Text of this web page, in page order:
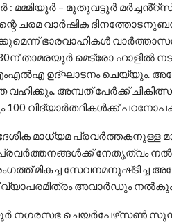
മമ്മിയൂർ – മുതുവട്ടൂർ
ചരമ വാർഷിക
ഭാരവാഹികൾ
താമരയൂർ മെട്രോ
ഉദ്ഘാടനം ചെയ്യും.
അമ്പത് പേർക്ക്
100 വിദ്യാർത്ഥികൾക്ക്
മാധ്യമ പ്രവർത്തകനുള്ള
നേതൃത്വം
മികച്ച സേവനമനുഷ്‌ടിച്ച
വ്യാപരമിത്രം അവാർഡും
നഗരസഭ ചെയർപേഴ്‌സൺ